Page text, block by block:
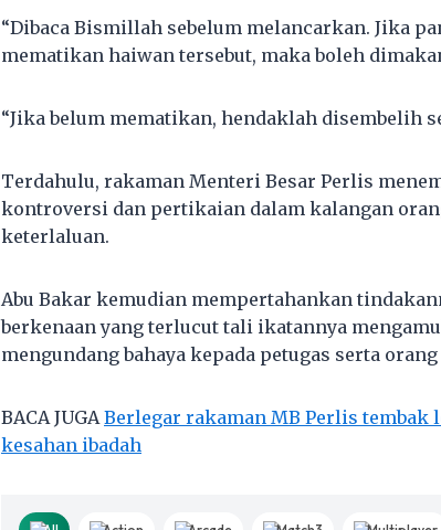
“Dibaca Bismillah sebelum melancarkan. Jika
mematikan haiwan tersebut, maka boleh
“Jika belum mematikan, hendaklah disembelih
Terdahulu, rakaman Menteri Besar Perlis
kontroversi dan pertikaian dalam kalangan
keterlaluan.
Abu Bakar kemudian mempertahankan
berkenaan yang terlucut tali ikatannya
mengundang bahaya kepada petugas serta orang
BACA JUGABerlegar rakaman MB Perlis tembak
kesahan ibadah